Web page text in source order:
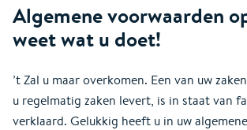
Algemene voorwaarden
weet wat u doet!
’t Zal u maar overkomen. Een van uw
u regelmatig zaken levert, is in staat van
verklaard. Gelukkig heeft u in uw